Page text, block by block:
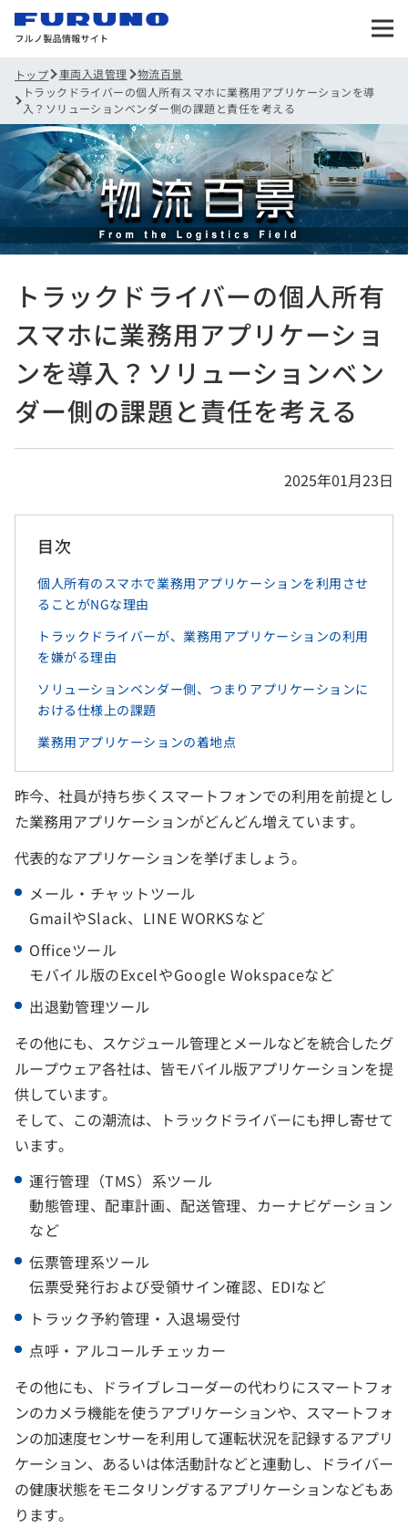
トップ 車両入退管理
物流百景
トラックドライバーの個人所有スマホに業務用アプリケーションを導
入？ソリューションベンダー側の課題と責任を考える
トラックドライバーの個人所有
スマホに業務用アプリケーショ
ンを導入？ソリューションベン
ダー側の課題と責任を考える
2025年01月23日
目次
個人所有のスマホで業務用アプリケーションを利用させ
ることがNGな理由
トラックドライバーが、業務用アプリケーションの利用
を嫌がる理由
ソリューションベンダー側、つまりアプリケーションに
おける仕様上の課題
業務用アプリケーションの着地点
昨今、社員が持ち歩くスマートフォンでの利用を前提とし
た業務用アプリケーションがどんどん増えています。
代表的なアプリケーションを挙げましょう。
メール・チャットツール
GmailやSlack、LINE WORKSなど
Officeツール
モバイル版のExcelやGoogle Wokspaceなど
出退勤管理ツール
その他にも、スケジュール管理とメールなどを統合したグ
ループウェア各社は、皆モバイル版アプリケーションを提
供しています。
そして、この潮流は、トラックドライバーにも押し寄せて
います。
運行管理（TMS）系ツール
動態管理、配車計画、配送管理、カーナビゲーション
など
伝票管理系ツール
伝票受発行および受領サイン確認、EDIなど
トラック予約管理・入退場受付
点呼・アルコールチェッカー
その他にも、ドライブレコーダーの代わりにスマートフォ
ンのカメラ機能を使うアプリケーションや、スマートフォ
ンの加速度センサーを利用して運転状況を記録するアプリ
ケーション、あるいは体活動計などと連動し、ドライバー
の健康状態をモニタリングするアプリケーションなどもあ
ります。